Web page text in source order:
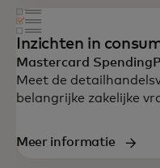
Inzichten in
Mastercard
Meet de
belangrijke zakelijke
Meer informatie